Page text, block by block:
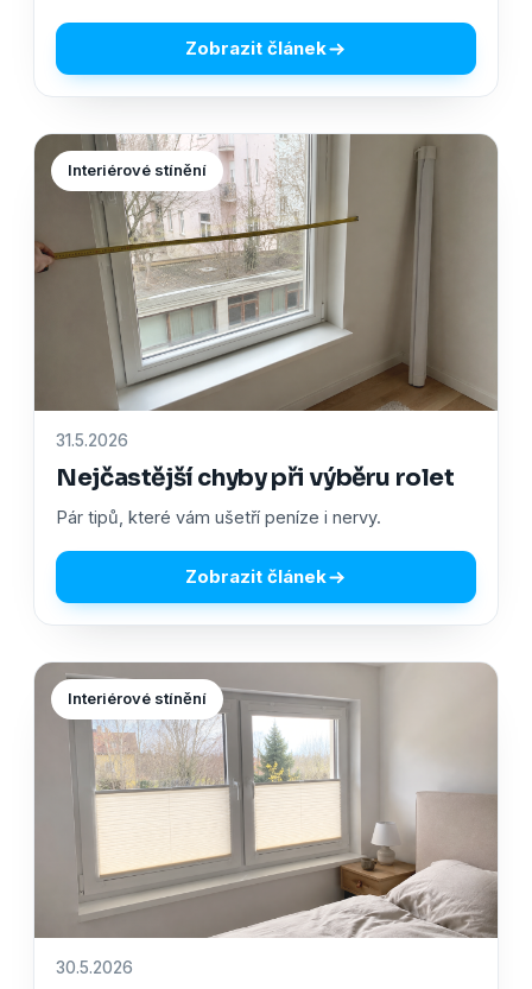
Zobrazit článek
Interiérové stínění
31.5.2026
Nejčastější chyby při výběru rolet
Pár tipů, které vám ušetří peníze i nervy.
Zobrazit článek
Interiérové stínění
30.5.2026